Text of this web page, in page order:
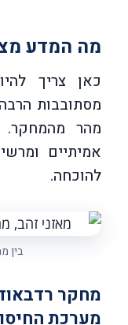
מה המדע
כאן צריך
מסתובבות
מהר
אמיתיים
להוכחה.
בין
מערכת